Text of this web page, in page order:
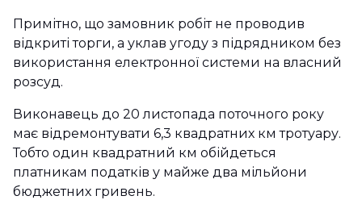
Примітно, що замовник робіт не проводив
відкриті торги, а уклав угоду з підрядником без
використання електронної системи на власний
розсуд.
Виконавець до 20 листопада поточного року
має відремонтувати 6,3 квадратних км тротуару.
Тобто один квадратний км обійдеться
платникам податків у майже два мільйони
бюджетних гривень.